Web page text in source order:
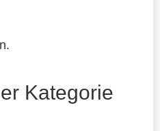
Kategorie